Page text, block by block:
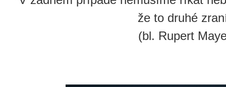
že to druhé
(bl. Rupert